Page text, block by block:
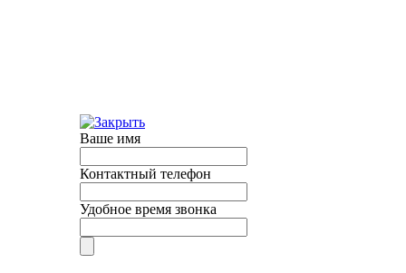
Ваше имя
Контактный телефон
Удобное время звонка